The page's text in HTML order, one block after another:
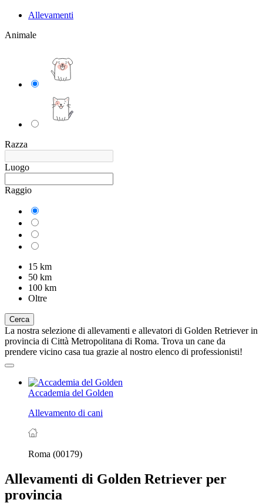
Allevamenti
Animale
Razza
Luogo
Raggio
15 km
50 km
100 km
Oltre
Cerca
La nostra selezione di allevamenti e allevatori di Golden Retriever in
provincia di Città Metropolitana di Roma. Trova un cane da
prendere vicino casa tua grazie al nostro elenco di professionisti!
Accademia del Golden
Allevamento di cani
Roma (00179)
Allevamenti di Golden Retriever per
provincia